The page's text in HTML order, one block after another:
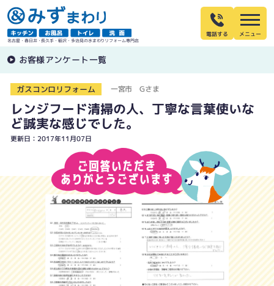
名古屋・春日井・長久手・稲沢・多治見の水まわりリフォーム専門店
電話する
お客様アンケート一覧
ガスコンロリフォーム 一宮市 Gさま
レンジフード清掃の人、丁寧な言葉使いな
ど誠実な感じでした。
更新日：2017年11月07日